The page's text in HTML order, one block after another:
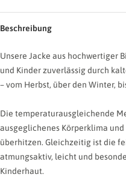
Sonne
Beschreibung
Unsere Jacke aus hochwertiger
und Kinder zuverlässig durch
– vom Herbst, über den Winter,
Die temperaturausgleichende
ausgeglichenes Körperklima
überhitzen. Gleichzeitig ist die
atmungsaktiv, leicht und
Kinderhaut.